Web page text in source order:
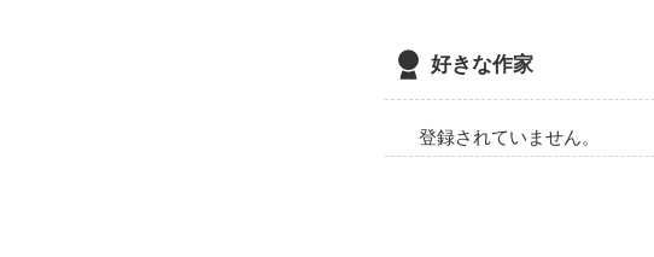
好きな作家
登録されていません。